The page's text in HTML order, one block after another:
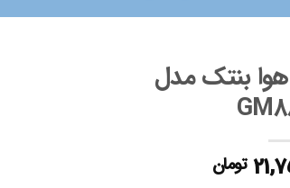
بنتک مدل
تومان